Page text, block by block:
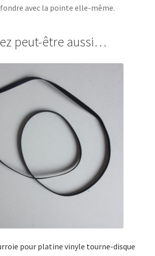
avec la pointe elle-même.
peut-être aussi…
pour platine vinyle tourne-disque